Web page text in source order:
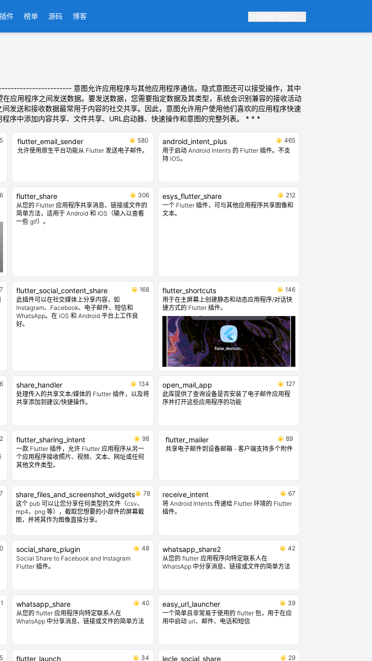
插件 榜单 源码 博客
意图允许应用程序与其他应用程序通信。隐式意图还可以接受操作，其中
应用程序之间发送数据。要发送数据，您需要指定数据及其类型，系统会识别兼容的接收活动
发送和接收数据最常用于内容的社交共享。因此，意图允许用户使用他们喜欢的应用程序快速
序中添加内容共享、文件共享、URL启动器、快速操作和意图的完整列表。 * * *
flutter_email_sender
580
允许使用原生平台功能从 Flutter 发送电子邮件。
android_intent_plus
465
用于启动 Android Intents 的 Flutter 插件。不支
持 iOS。
flutter_share
306
从您的 Flutter 应用程序共享消息、链接或文件的
简单方法，适用于 Android 和 IOS（输入以查看
一些 gif）。
esys_flutter_share
212
一个 Flutter 插件，可与其他应用程序共享图像和
文本。
flutter_social_content_share
168
此插件可以在社交媒体上分享内容，如
Instagram、Facebook、电子邮件、短信和
WhatsApp。在 iOS 和 Android 平台上工作良
好。
flutter_shortcuts
146
用于在主屏幕上创建静态和动态应用程序/对话快
捷方式的 Flutter 插件。
share_handler
134
处理传入的共享文本/媒体的 Flutter 插件，以及将
共享添加到建议/快捷操作。
open_mail_app
127
此库提供了查询设备是否安装了电子邮件应用程
序并打开这些应用程序的功能
flutter_sharing_intent
98
一款 Flutter 插件，允许 Flutter 应用程序从另一
个应用程序接收照片、视频、文本、网址或任何
其他文件类型。
flutter_mailer
89
共享电子邮件到设备邮箱 - 客户端支持多个附件
share_files_and_screenshot_widgets
78
这个 pub 可以让您分享任何类型的文件（csv、
mp4、png 等），截取您想要的小部件的屏幕截
图，并将其作为图像直接分享。
receive_intent
67
将 Android Intents 传递给 Flutter 环境的 Flutter
插件。
social_share_plugin
48
Social Share to Facebook and Instagram
Flutter 插件。
whatsapp_share2
42
从您的 flutter 应用程序向特定联系人在
WhatsApp 中分享消息、链接或文件的简单方法
whatsapp_share
40
从您的 flutter 应用程序向特定联系人在
WhatsApp 中分享消息、链接或文件的简单方法
easy_url_launcher
39
一个简单且非常易于使用的 flutter 包，用于在应
用中启动 url、邮件、电话和短信
flutter_launch
34
lecle_social_share
29